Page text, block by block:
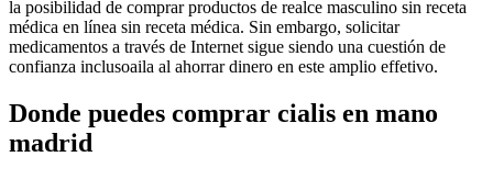
la posibilidad de comprar productos de realce masculino sin receta
médica en línea sin receta médica. Sin embargo, solicitar
medicamentos a través de Internet sigue siendo una cuestión de
confianza inclusoaila al ahorrar dinero en este amplio effetivo.
Donde puedes comprar cialis en mano
madrid